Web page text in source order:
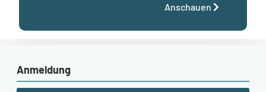
Anschauen
Anmeldung